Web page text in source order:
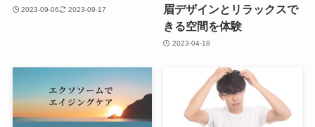
2023-09-06 2023-09-17
眉デザインとリラックスで
きる空間を体験
2023-04-18